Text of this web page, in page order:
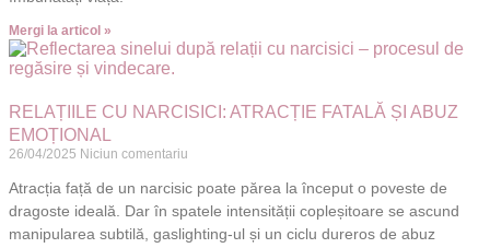
Mergi la articol »
RELAȚIILE CU NARCISICI: ATRACȚIE FATALĂ ȘI ABUZ
EMOȚIONAL
26/04/2025 Niciun comentariu
Atracția față de un narcisic poate părea la început o poveste de
dragoste ideală. Dar în spatele intensității copleșitoare se ascund
manipularea subtilă, gaslighting-ul și un ciclu dureros de abuz